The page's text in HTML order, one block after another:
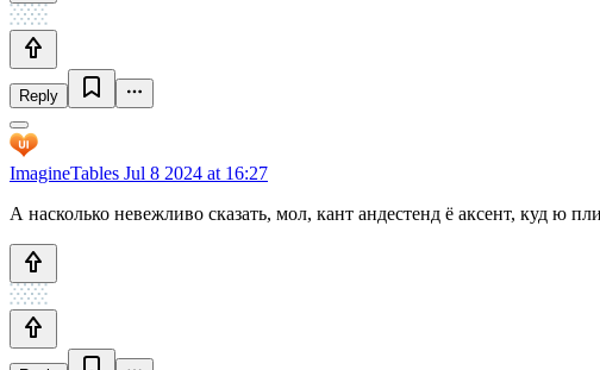
Reply
ImagineTables Jul 8 2024 at 16:27
А насколько невежливо сказать, мол, кант андестенд ё аксент, куд ю